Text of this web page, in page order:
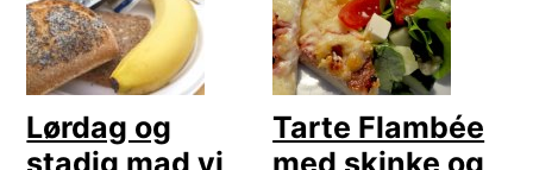
Lørdag og
stadig mad vi
Tarte Flambée
med skinke og